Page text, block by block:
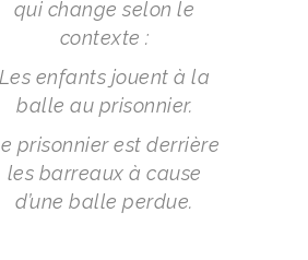
qui change selon le
contexte :
Les enfants jouent à la
balle au prisonnier.
prisonnier est derrière
les barreaux à cause
d’une balle perdue.